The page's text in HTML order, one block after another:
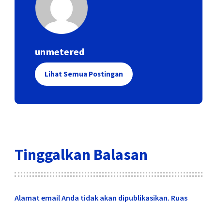
unmetered
Lihat Semua Postingan
Tinggalkan Balasan
Alamat email Anda tidak akan dipublikasikan. Ruas